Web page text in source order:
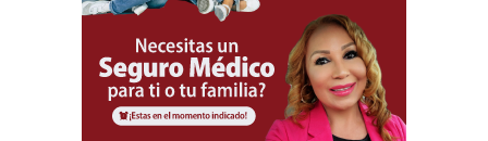
local y en oportunidades de intercambio de ánimo con
hermanos de distintas partes del mundo.
Al igual que las asambleas regionales, la entrada a todas
las asambleas internacionales es completamente gratuita